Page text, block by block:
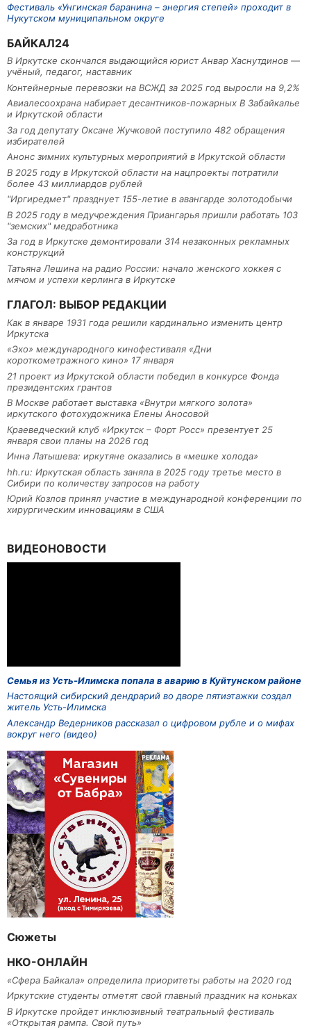
Фестиваль «Унгинская баранина – энергия степей» проходит в
Нукутском муниципальном округе
БАЙКАЛ24
В Иркутске скончался выдающийся юрист Анвар Хаснутдинов —
учёный, педагог, наставник
Контейнерные перевозки на ВСЖД за 2025 год выросли на 9,2%
Авиалесоохрана набирает десантников-пожарных В Забайкалье
и Иркутской области
За год депутату Оксане Жучковой поступило 482 обращения
избирателей
Анонс зимних культурных мероприятий в Иркутской области
В 2025 году в Иркутской области на нацпроекты потратили
более 43 миллиардов рублей
"Иргиредмет" празднует 155-летие в авангарде золотодобычи
В 2025 году в медучреждения Приангарья пришли работать 103
"земских" медработника
За год в Иркутске демонтировали 314 незаконных рекламных
конструкций
Татьяна Лешина на радио России: начало женского хоккея с
мячом и успехи керлинга в Иркутске
ГЛАГОЛ: ВЫБОР РЕДАКЦИИ
Как в январе 1931 года решили кардинально изменить центр
Иркутска
«Эхо» международного кинофестиваля «Дни
короткометражного кино» 17 января
21 проект из Иркутской области победил в конкурсе Фонда
президентских грантов
В Москве работает выставка «Внутри мягкого золота»
иркутского фотохудожника Елены Аносовой
Краеведческий клуб «Иркутск – Форт Росс» презентует 25
января свои планы на 2026 год
Инна Латышева: иркутяне оказались в «мешке холода»
hh.ru: Иркутская область заняла в 2025 году третье место в
Сибири по количеству запросов на работу
Юрий Козлов принял участие в международной конференции по
хирургическим инновациям в США
ВИДЕОНОВОСТИ
Семья из Усть-Илимска попала в аварию в Куйтунском районе
Настоящий сибирский дендрарий во дворе пятиэтажки создал
житель Усть-Илимска
Александр Ведерников рассказал о цифровом рубле и о мифах
вокруг него (видео)
Сюжеты
НКО-ОНЛАЙН
«Сфера Байкала» определила приоритеты работы на 2020 год
Иркутские студенты отметят свой главный праздник на коньках
В Иркутске пройдет инклюзивный театральный фестиваль
«Открытая рампа. Свой путь»